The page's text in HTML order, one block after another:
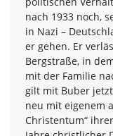
nach 1933 noch,
in Nazi –
er gehen. Er
Bergstraße, in
mit der Familie
gilt mit Buber jetzt
neu mit eigenem
Christentum“